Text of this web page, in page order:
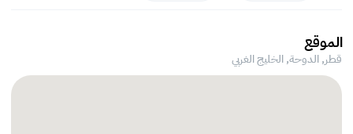
الموقع
قطر, الدوحة,الخليج الغربي